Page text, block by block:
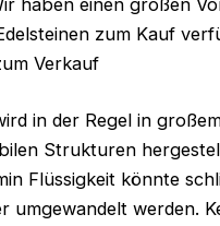
haben einen großen
zum Kauf
Verkauf
in der Regel in
Strukturen
Flüssigkeit könnte
umgewandelt werden.